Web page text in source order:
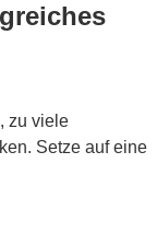
zu viele
Setze auf eine